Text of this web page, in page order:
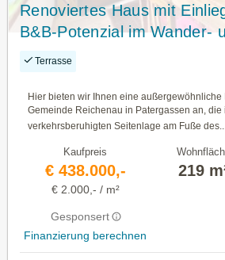
Renoviertes Haus mit
B&B-Potenzial im Wander-
Terrasse
Hier bieten wir Ihnen eine außergewöhnliche
Gemeinde Reichenau in Patergassen an, die
verkehrsberuhigten Seitenlage am Fuße des...
Kaufpreis
€ 438.000,-
€ 2.000,- / m²
Gesponsert
Finanzierung berechnen
219